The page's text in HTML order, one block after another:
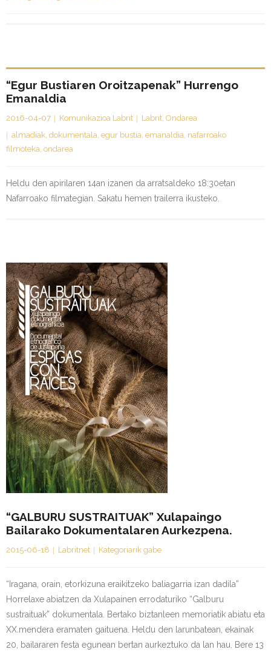
“Egur Bustiaren Oroitzapenak” Hurrengo
Emanaldia
2016-04-07 Komunikazioa Labrit Labrit, Ondarea
almadiak, dokumentala, egur bustia, emanaldia, nafarroako
filmoteka, ondarea
Heldu den apirilaren 14an izanen da arratsaldeko 18:30etan
Nafarroako filmategian. Sakatu hemen trailerra ikusteko.
“GALBURU SUSTRAITUAK” Xulapaingo
Bailarako Dokumentalaren Aurkezpena.
2015-06-18 Labritnet Kategoriarik gabe
“Iragana, orain, etorkizuna eraikitzeko baliagarria izan dadila”
Horrelaxe abiatzen da Xulapainen errodaturiko “Galburu
sustraituak” dokumentala. Bertako biztanleen memoriatik abiatu eta
XX.mendera eramaten gaituena. Heldu den larunbatean, ekainak
20, bailararen festa egunean bertan aurkeztuko da lan hau. Bere 13